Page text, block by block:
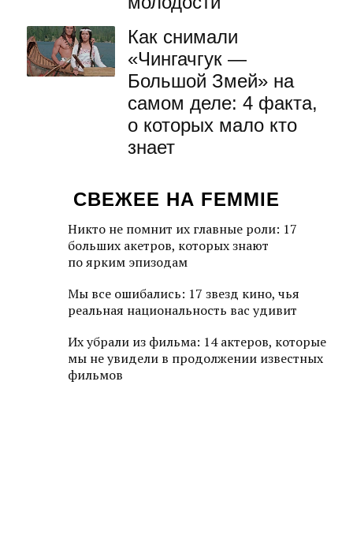
Как снимали
«Чингачгук —
Большой Змей» на
самом деле: 4 факта,
о которых мало кто
знает
СВЕЖЕЕ НА FEMMIE
Никто не помнит их главные роли: 17
больших акетров, которых знают
по ярким эпизодам
Мы все ошибались: 17 звезд кино, чья
реальная национальность вас удивит
Их убрали из фильма: 14 актеров, которые
мы не увидели в продолжении известных
фильмов